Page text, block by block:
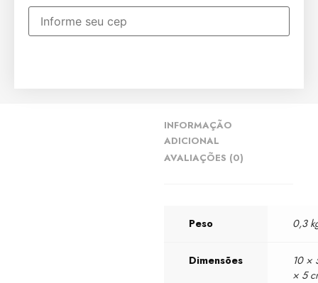
INFORMAÇÃO
ADICIONAL
AVALIAÇÕES (0)
Peso 0,3
Dimensões
10 ×
× 5